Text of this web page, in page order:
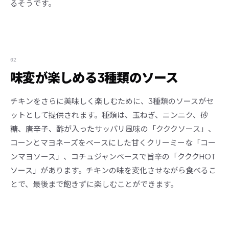
るそうです。
02
味変が楽しめる3種類のソース
チキンをさらに美味しく楽しむために、3種類のソースがセ
ットとして提供されます。種類は、玉ねぎ、ニンニク、砂
糖、唐辛子、酢が入ったサッパリ風味の「クククソース」、
コーンとマヨネーズをベースにした甘くクリーミーな「コー
ンマヨソース」、コチュジャンベースで旨辛の「クククHOT
ソース」があります。チキンの味を変化させながら食べるこ
とで、最後まで飽きずに楽しむことができます。